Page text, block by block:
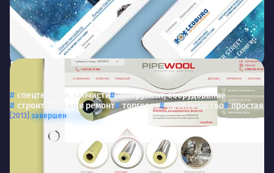
Pipewool
pipewool.ru
Сайт для торговой марки «Pipewool»
спецтехника, запчасти
инструмент, оборудование
строительство и ремонт
торговля производство простая
[2013] завершен